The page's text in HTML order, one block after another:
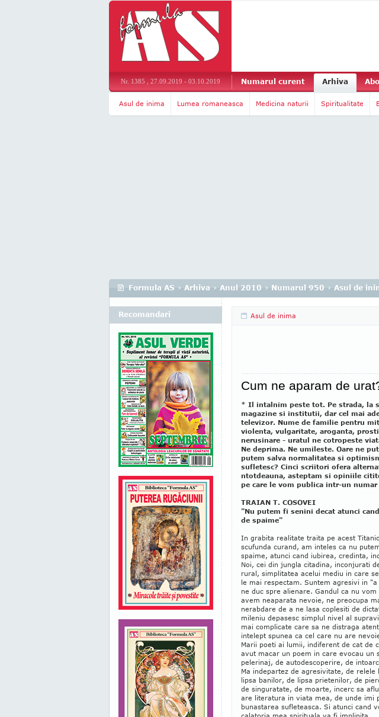
Nr. 1385 , 27.09.2019 - 03.10.2019 Numarul curent Arhiva
Asul de inima Lumea romaneasca Medicina naturii Spiritualitate
Formula AS › Arhiva › Anul 2010 › Numarul 950 › Asul de
Asul de inima
Cum ne aparam de
* Il intalnim peste tot. Pe strada, la
magazine si institutii, dar cel mai
televizor. Nume de familie pentru
violenta, vulgaritate, aroganta,
nerusinare - uratul ne cotropeste
Ne deprima. Ne umileste. Oare ne
putem salva normalitatea si
sufletesc? Cinci scriitori ofera
ntotdeauna, asteptam si opiniile
pe care le vom publica intr-un
TRAIAN T. COSOVEI
"Nu putem fi senini decat atunci
de spaime"
In grabita realitate traita pe acest
scufunda curand, am inteles ca nu
spaime, atunci cand iubirea, credinta,
Noi, cei din jungla citadina, inconjurati
rural, simplitatea acelui mediu in care
le mai respectam. Suntem agresivi in
ne duc spre alienare. Gandul ca nu
avem neaparata nevoie, ne preocupa
nerabdare de a ne lasa coplesiti de
mileniu depasesc simplul nivel al
mai complicate care sa ne distraga
intelept spunea ca cel care nu are
Marii poeti ai lumii, indiferent de cat de
avut macar un poem in care evocau un
pelerinaj, de autodescoperire, de
Ma indepartez de agresivitate, de
lipsa banilor, de lipsa prietenilor, de
de singuratate, de moarte, incerc sa
are literatura in viata mea, de unde imi
bunastarea sufleteasca. Si atunci cand
Recomandari